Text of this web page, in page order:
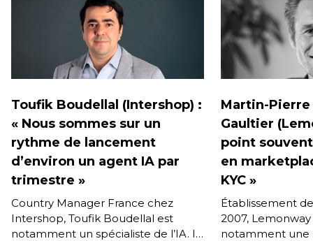
Toufik Boudellal (Intershop) :
« Nous sommes sur un
rythme de lancement
d’environ un agent IA par
trimestre »
Country Manager France chez
Intershop, Toufik Boudellal est
notamment un spécialiste de l’IA. Il
Martin-Pierre
Gaultier
point
en
KYC »
Établissement
2007,
notamment une